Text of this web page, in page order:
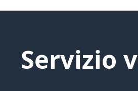
Servizio